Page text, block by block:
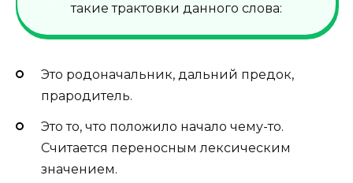
такие трактовки данного слова:
Это родоначальник, дальний предок,
прародитель.
Это то, что положило начало чему-то.
Считается переносным лексическим
значением.